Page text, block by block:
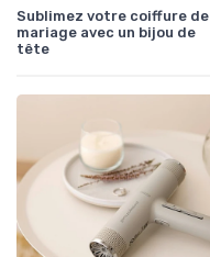
Sublimez votre coiffure de
mariage avec un bijou de
tête